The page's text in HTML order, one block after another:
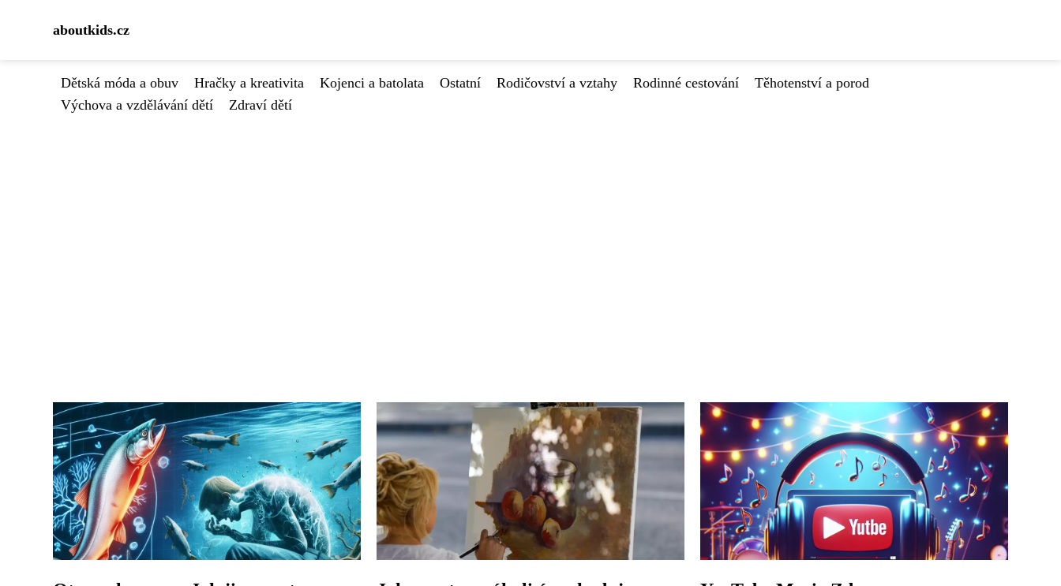
aboutkids.cz
Dětská móda a obuv Hračky a kreativita Kojenci a batolata Ostatní Rodičovství a vztahy Rodinné cestování
Těhotenství a porod
Výchova a vzdělávání dětí
Zdraví dětí